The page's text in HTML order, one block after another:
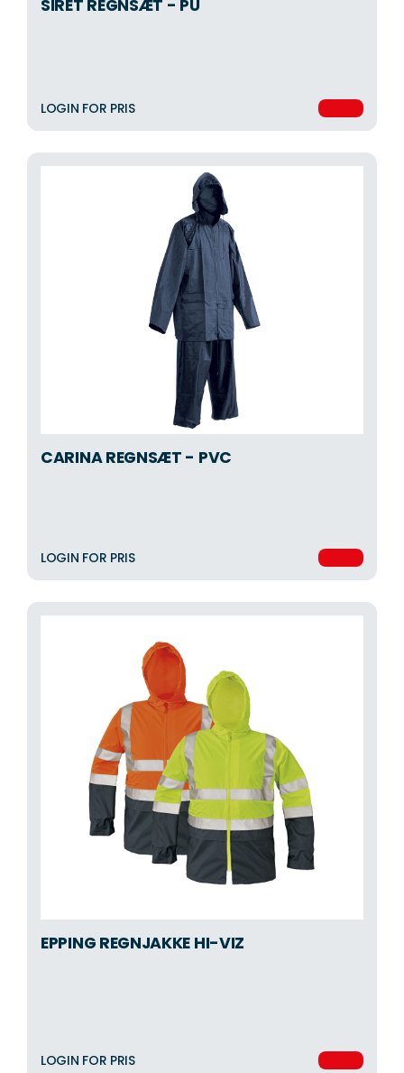
SIRET REGNSÆT - PU
LOGIN FOR PRIS
CARINA REGNSÆT - PVC
LOGIN FOR PRIS
EPPING REGNJAKKE HI-VIZ
LOGIN FOR PRIS